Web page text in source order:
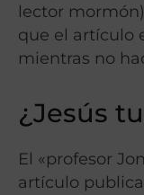
lector
que el artículo
mientras no
¿Jesús
El «profesor
artículo